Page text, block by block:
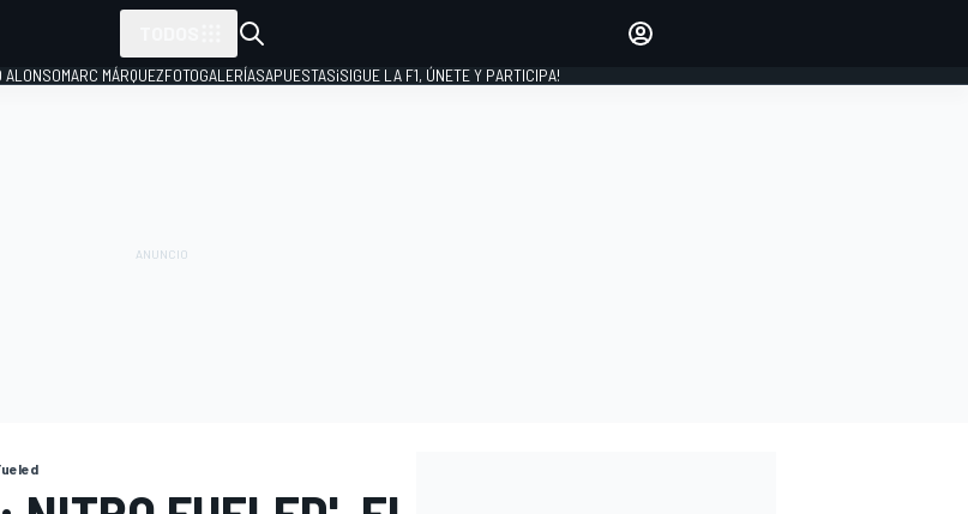
ALONSOMARC MÁRQUEZFOTOGALERÍASAPUESTAS¡SIGUE LA F1, ÚNETE Y PARTICIPA!